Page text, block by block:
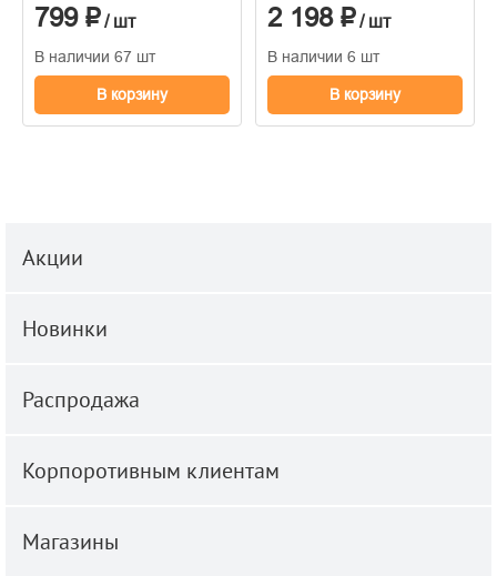
799 ₽/ шт
В наличии 67 шт
В корзину
1,06м*10м
2 198 ₽/ шт
В наличии 6 шт
В корзину
Акции
Новинки
Распродажа
Корпоротивным клиентам
Магазины